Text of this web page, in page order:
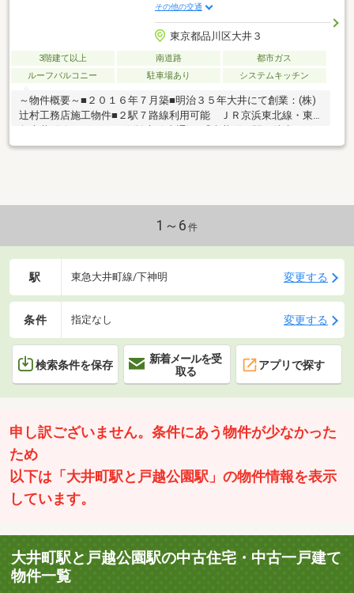
その他の交通
東京都品川区大井３
3階建て以上 南道路
都市ガス
ルーフバルコニー
駐車場あり システムキッチン
～物件概要～■２０１６年７月築■明治３５年大井にて創業：(株)
辻村工務店施工物件■２駅７路線利用可能 ＪＲ京浜東北線・東
分ＪＲ横須賀線・湘南新宿ライン・埼京線・相鉄線直通 「西大
2560mm×高さ約2560mm※電源コンセント有）■南側・北側それぞ
れにバルコニー有■ウォークインクローゼット有■浴室・トイレ・
1～6 件
駅 東急大井町線/下神明 変更する
条件 指定なし 変更する
検索条件を保存
新着メールを受
取る
アプリで探す
申し訳ございません。条件にあう物件が少なかった
ため
以下は「大井町駅と戸越公園駅」の物件情報を表示
しています。
大井町駅と戸越公園駅の中古住宅・中古一戸建て
物件一覧